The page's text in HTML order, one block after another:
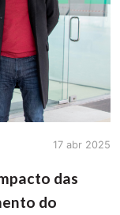
17 abr 2025
das
do